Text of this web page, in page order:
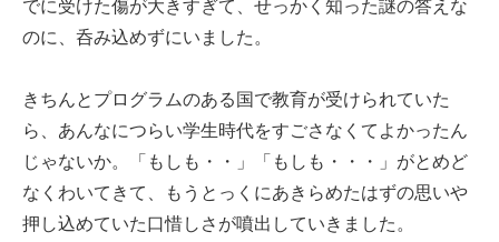
でに受けた傷が大きすぎて、せっかく知った謎の答えな
のに、呑み込めずにいました。
きちんとプログラムのある国で教育が受けられていた
ら、あんなにつらい学生時代をすごさなくてよかったん
じゃないか。「もしも・・」「もしも・・・」がとめど
なくわいてきて、もうとっくにあきらめたはずの思いや
押し込めていた口惜しさが噴出していきました。